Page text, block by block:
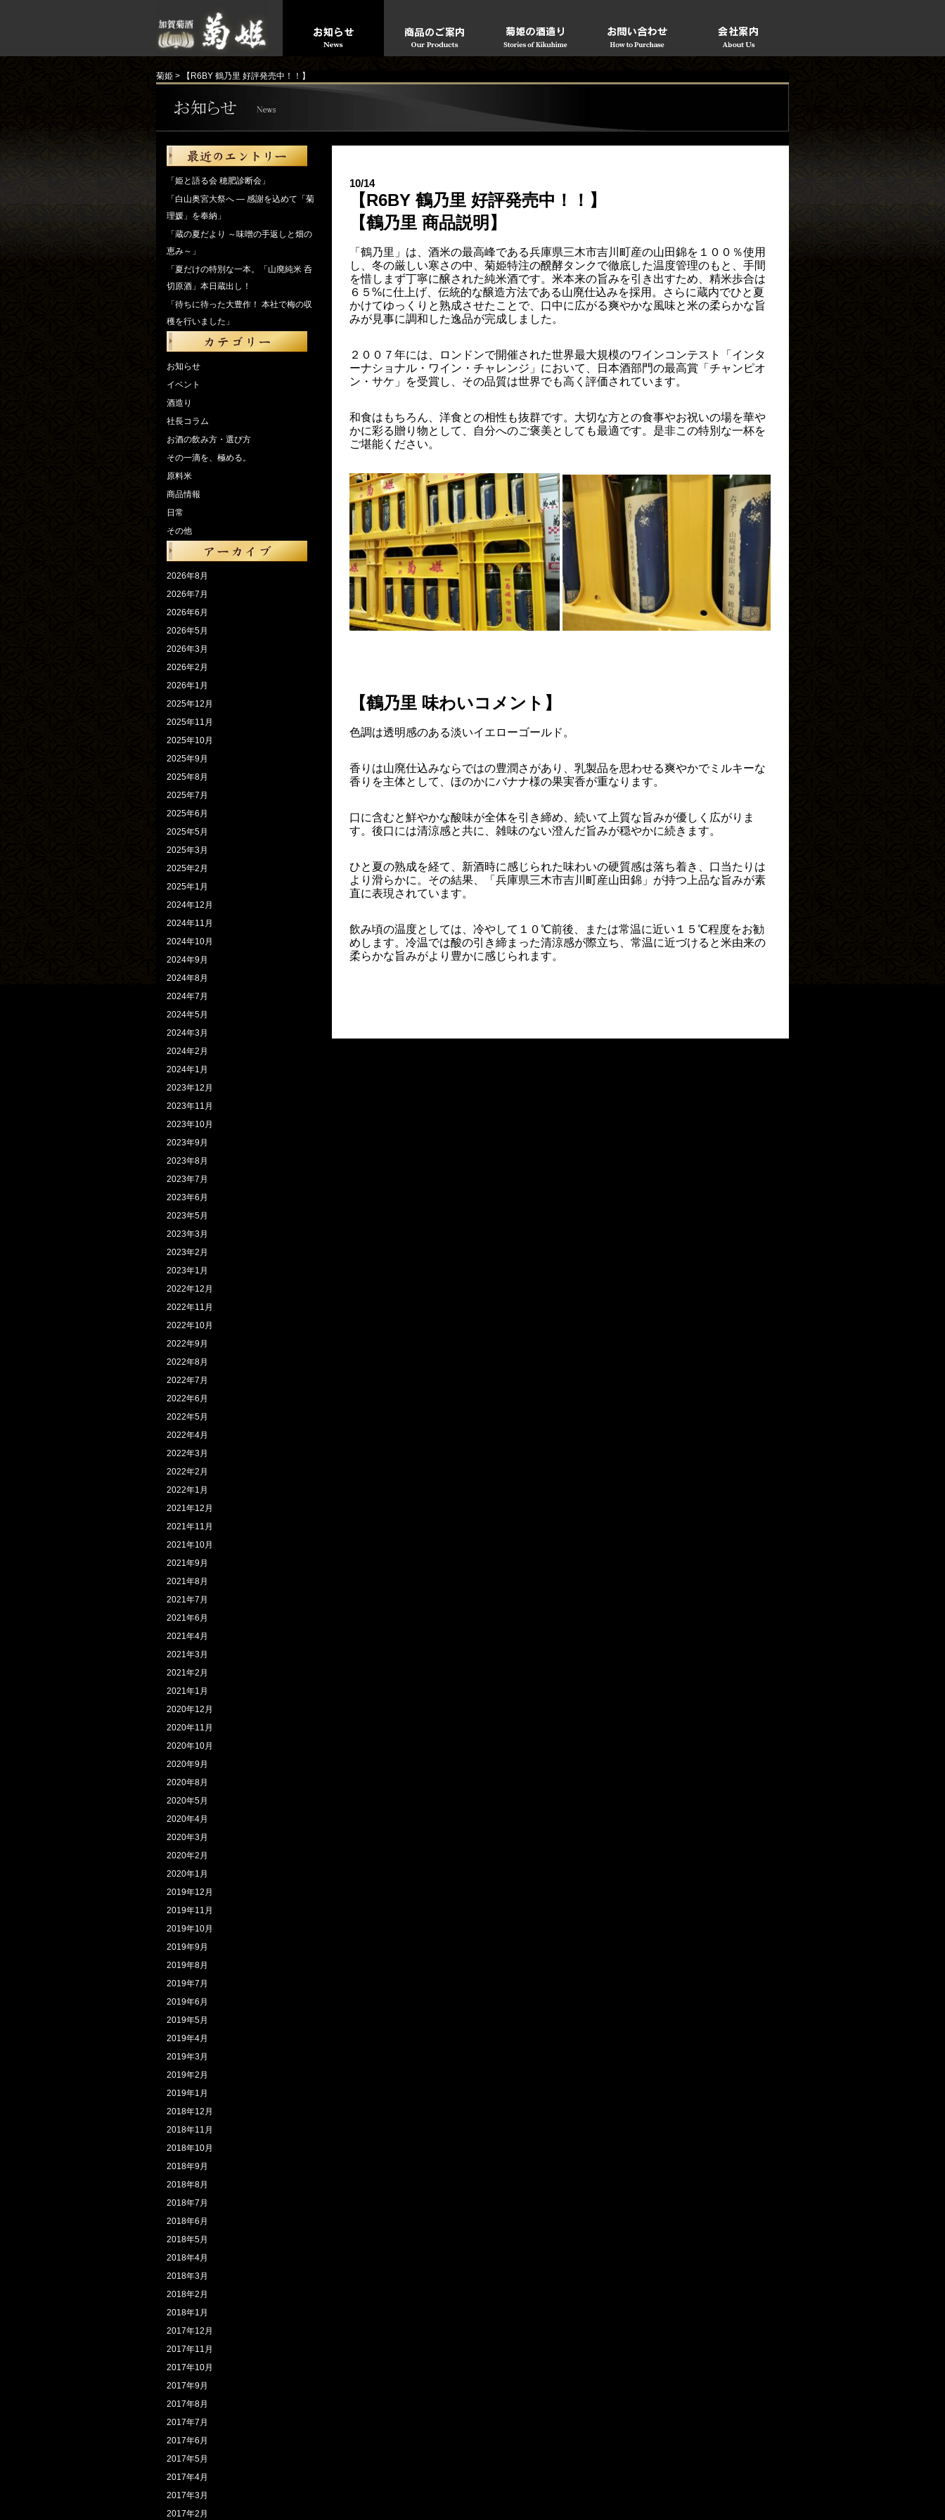
菊姫 > 【R6BY 鶴乃里 好評発売中！！】
10/14
【R6BY 鶴乃里 好評発売中！！】
【鶴乃里 商品説明】
「鶴乃里」は、酒米の最高峰である兵庫県三木市吉川町産の山田錦を１００％使用
し、冬の厳しい寒さの中、菊姫特注の醗酵タンクで徹底した温度管理のもと、手間
を惜しまず丁寧に醸された純米酒です。米本来の旨みを引き出すため、精米歩合は
６５%に仕上げ、伝統的な醸造方法である山廃仕込みを採用。さらに蔵内でひと夏
かけてゆっくりと熟成させたことで、口中に広がる爽やかな風味と米の柔らかな旨
みが見事に調和した逸品が完成しました。
２００７年には、ロンドンで開催された世界最大規模のワインコンテスト「インタ
ーナショナル・ワイン・チャレンジ」において、日本酒部門の最高賞「チャンピオ
ン・サケ」を受賞し、その品質は世界でも高く評価されています。
和食はもちろん、洋食との相性も抜群です。大切な方との食事やお祝いの場を華や
かに彩る贈り物として、自分へのご褒美としても最適です。是非この特別な一杯を
ご堪能ください。
【鶴乃里 味わいコメント】
色調は透明感のある淡いイエローゴールド。
香りは山廃仕込みならではの豊潤さがあり、乳製品を思わせる爽やかでミルキーな
香りを主体として、ほのかにバナナ様の果実香が重なります。
口に含むと鮮やかな酸味が全体を引き締め、続いて上質な旨みが優しく広がりま
す。後口には清涼感と共に、雑味のない澄んだ旨みが穏やかに続きます。
ひと夏の熟成を経て、新酒時に感じられた味わいの硬質感は落ち着き、口当たりは
より滑らかに。その結果、「兵庫県三木市吉川町産山田錦」が持つ上品な旨みが素
直に表現されています。
飲み頃の温度としては、冷やして１０℃前後、または常温に近い１５℃程度をお勧
めします。冷温では酸の引き締まった清涼感が際立ち、常温に近づけると米由来の
柔らかな旨みがより豊かに感じられます。
「姫と語る会 穂肥診断会」
「白山奥宮大祭へ ― 感謝を込めて「菊
理媛」を奉納」
「蔵の夏だより ～味噌の手返しと畑の
恵み～」
「夏だけの特別な一本。「山廃純米 呑
切原酒」本日蔵出し！
「待ちに待った大豊作！ 本社で梅の収
穫を行いました」
お知らせ
イベント
酒造り
社長コラム
お酒の飲み方・選び方
その一滴を、極める。
原料米
商品情報
日常
その他
2026年8月
2026年7月
2026年6月
2026年5月
2026年3月
2026年2月
2026年1月
2025年12月
2025年11月
2025年10月
2025年9月
2025年8月
2025年7月
2025年6月
2025年5月
2025年3月
2025年2月
2025年1月
2024年12月
2024年11月
2024年10月
2024年9月
2024年8月
2024年7月
2024年5月
2024年3月
2024年2月
2024年1月
2023年12月
2023年11月
2023年10月
2023年9月
2023年8月
2023年7月
2023年6月
2023年5月
2023年3月
2023年2月
2023年1月
2022年12月
2022年11月
2022年10月
2022年9月
2022年8月
2022年7月
2022年6月
2022年5月
2022年4月
2022年3月
2022年2月
2022年1月
2021年12月
2021年11月
2021年10月
2021年9月
2021年8月
2021年7月
2021年6月
2021年4月
2021年3月
2021年2月
2021年1月
2020年12月
2020年11月
2020年10月
2020年9月
2020年8月
2020年5月
2020年4月
2020年3月
2020年2月
2020年1月
2019年12月
2019年11月
2019年10月
2019年9月
2019年8月
2019年7月
2019年6月
2019年5月
2019年4月
2019年3月
2019年2月
2019年1月
2018年12月
2018年11月
2018年10月
2018年9月
2018年8月
2018年7月
2018年6月
2018年5月
2018年4月
2018年3月
2018年2月
2018年1月
2017年12月
2017年11月
2017年10月
2017年9月
2017年8月
2017年7月
2017年6月
2017年5月
2017年4月
2017年3月
2017年2月